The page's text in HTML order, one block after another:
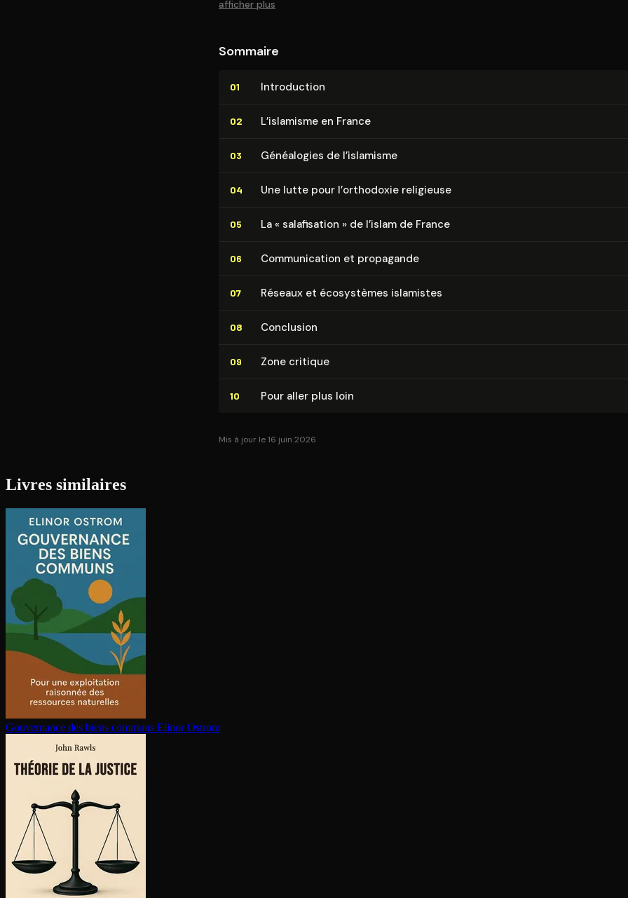
afficher plus
Sommaire
01 In­tro­duc­tion
02 L’islamisme en France
03 Généalogies de l’islamisme
04 Une lutte pour l’orthodoxie religieuse
05 La « sa­la­fi­sa­tion » de l’islam de France
06 Com­mu­ni­ca­tion et propagande
07 Réseaux et écosystèmes islamistes
08 Conclusion
09 Zone critique
10 Pour aller plus loin
Mis à jour le 16 juin 2026
Livres similaires
Gouvernance des biens communs Elinor Ostrom